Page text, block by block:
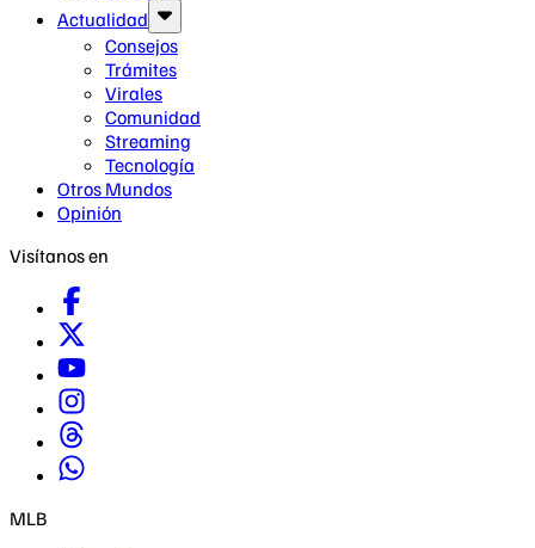
Actualidad
Consejos
Trámites
Virales
Comunidad
Streaming
Tecnología
Otros Mundos
Opinión
Visítanos en
MLB